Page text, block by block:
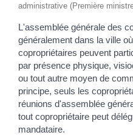
administrative (Première
L'assemblée générale des
généralement dans la ville
copropriétaires peuvent
par présence physique,
ou tout autre moyen de
principe, seuls les
réunions d'assemblée
tout copropriétaire peut
mandataire.